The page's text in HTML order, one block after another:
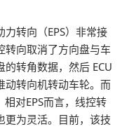
转向（EPS）非常接
转向取消了方向盘与车
转角数据，然后 ECU
动转向机转动车轮。而
对EPS而言，线控转
更为灵活。目前，该技